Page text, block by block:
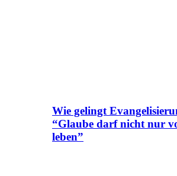
Wie gelingt
“Glaube darf nicht nur
leben”